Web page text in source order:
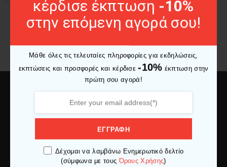
12,00 €.είναι:
10,80 €.
Ελ. Βενιζέλου 27 653 02, Καβάλα
κέρδισε έκπτωση -10%
στην επόμενη αγορά σου!
Μάθε όλες τις τελευταίες πληροφορίες για εκδηλώσεις,
εκπτώσεις και προσφορές και κέρδισε-10% έκπτωση στην
πρώτη σου αγορά!
ΕΓΓΡΑΦΗ
Δέχομαι να λαμβάνω Ενημερωτικό δελτίο
(σύμφωνα με τουςΌρους Χρήσης)